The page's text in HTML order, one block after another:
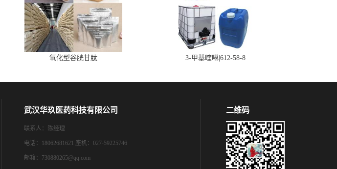
氧化型谷胱甘肽 3-甲基喹啉|612-58-8
武汉华玖医药科技有限公司
联系人：陈经理
电话：18062681621 座机：027-59225746
邮箱： 730880265@qq.com
二维码